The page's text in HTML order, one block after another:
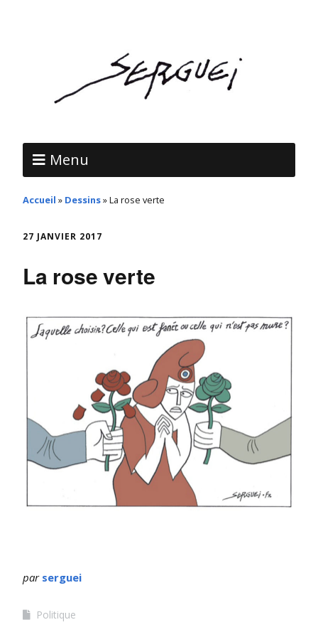
Menu
Accueil » Dessins»La rose verte
27 JANVIER 2017
La rose verte
par serguei
Politique